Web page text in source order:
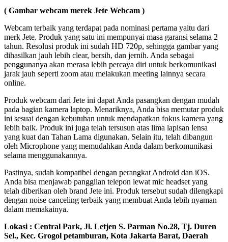
( Gambar webcam merek Jete Webcam )
Webcam terbaik yang terdapat pada nominasi pertama yaitu dari
merk Jete. Produk yang satu ini mempunyai masa garansi selama 2
tahun. Resolusi produk ini sudah HD 720p, sehingga gambar yang
dihasilkan jauh lebih clear, bersih, dan jernih. Anda sebagai
penggunanya akan merasa lebih percaya diri untuk berkomunikasi
jarak jauh seperti zoom atau melakukan meeting lainnya secara
online.
Produk webcam dari Jete ini dapat Anda pasangkan dengan mudah
pada bagian kamera laptop. Menariknya, Anda bisa memutar produk
ini sesuai dengan kebutuhan untuk mendapatkan fokus kamera yang
lebih baik. Produk ini juga telah tersusun atas lima lapisan lensa
yang kuat dan Tahan Lama digunakan. Selain itu, telah dibangun
oleh Microphone yang memudahkan Anda dalam berkomunikasi
selama menggunakannya.
Pastinya, sudah kompatibel dengan perangkat Android dan iOS.
Anda bisa menjawab panggilan telepon lewat mic headset yang
telah diberikan oleh brand Jete ini. Produk tersebut sudah dilengkapi
dengan noise canceling terbaik yang membuat Anda lebih nyaman
dalam memakainya.
Lokasi : Central Park, Jl. Letjen S. Parman No.28, Tj. Duren
Sel., Kec. Grogol petamburan, Kota Jakarta Barat, Daerah